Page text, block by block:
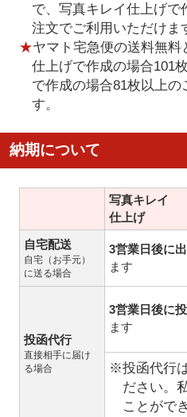
で、写真キレイ仕上げで
注文でご利用いただけま
★ヤマト宅急便の送料無料
仕上げで作成の場合101
で作成の場合81枚以上の
す。
納期について
写真キレイ
仕上げ
自宅配送
自宅（お手元）
に送る場合
3営業日後に
ます
投函代行
直接相手に届け
る場合
3営業日後に
ます
※投函代行
ださい。
ことがで